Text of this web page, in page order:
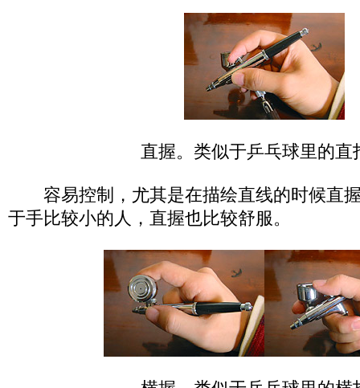
直握。类似于乒乓球里的直
容易控制，尤其是在描绘直线的时候直
于手比较小的人，直握也比较舒服。